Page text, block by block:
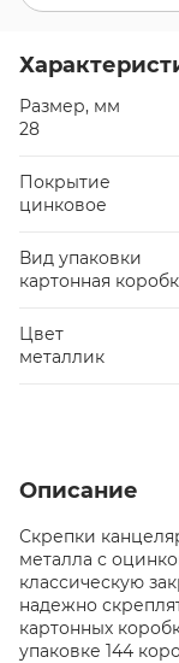
Размер, мм
28
Покрытие
цинковое
Вид упаковки
картонная
Цвет
металлик
Описание
Скрепки
металла с
классическую
надежно
картонных
упаковке 144